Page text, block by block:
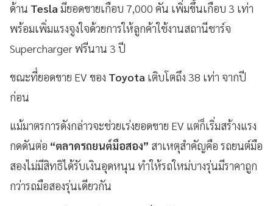
ด้าน Tesla มียอดขายเกือบ 7,000 คัน เพิ่มขึ้นเกือบ 3 เท่า
พร้อมเพิ่มแรงจูงใจด้วยการให้ลูกค้าใช้งานสถานีชาร์จ
Supercharger ฟรีนาน 3 ปี
ขณะที่ยอดขาย EV ของ Toyota เติบโตถึง 38 เท่า จากปี
ก่อน
แม้มาตรการดังกล่าวจะช่วยเร่งยอดขาย EV แต่ก็เริ่มสร้างแรง
กดดันต่อ “ตลาดรถยนต์มือสอง” สาเหตุสำคัญคือ รถยนต์มือ
สองไม่มีสิทธิได้รับเงินอุดหนุน ทำให้รถใหม่บางรุ่นมีราคาถูก
กว่ารถมือสองรุ่นเดียวกัน